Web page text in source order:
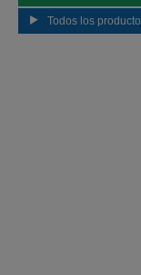
Todos los